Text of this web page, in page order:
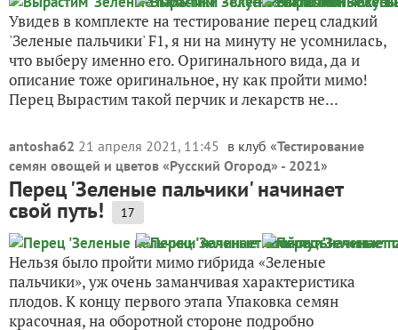
Увидев в комплекте на тестирование перец сладкий
'Зеленые пальчики' F1, я ни на минуту не усомнилась,
что выберу именно его. Оригинального вида, да и
описание тоже оригинальное, ну как пройти мимо!
Перец Вырастим такой перчик и лекарств не...
antosha62 21 апреля 2021, 11:45 в клуб «Тестирование
семян овощей и цветов «Русский Огород» - 2021»
Перец 'Зеленые пальчики' начинает
свой путь! 17
Нельзя было пройти мимо гибрида «Зеленые
пальчики», уж очень заманчивая характеристика
плодов. К концу первого этапа Упаковка семян
красочная, на оборотной стороне подробно